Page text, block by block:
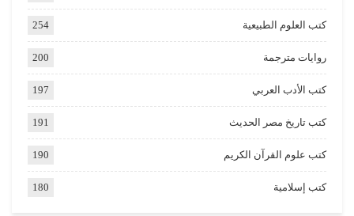
كتب العلوم الطبيعية 254
روايات مترجمة 200
كتب الأدب العربي 197
كتب تاريخ مصر الحديث 191
كتب علوم القرآن الكريم 190
كتب إسلامية 180